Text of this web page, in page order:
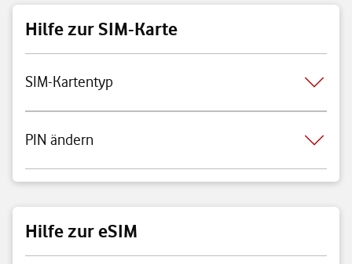
Hilfe zur SIM-Karte
SIM-Kartentyp
PIN ändern
Hilfe zur eSIM